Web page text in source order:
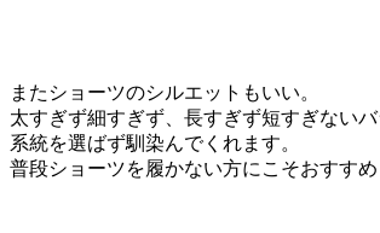
またショーツのシルエットもいい。
太すぎず細すぎず、長すぎず短すぎない
系統を選ばず馴染んでくれます。
普段ショーツを履かない方にこそおすすめ